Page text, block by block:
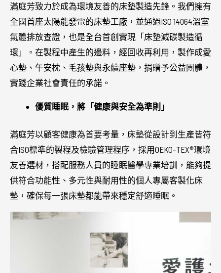
滿庭芳致力於成為環境友善的床墊製造先鋒。我們擁有
全國首座太陽能發電的床墊工廠，並通過ISO 14064溫室
氣體排放查證，也是全台首創實現「床墊減碳製造循
環」。在製程中產生的邊料，經回收再利用，製作成愛
心墊、午安枕、毛孩墊與永續座墊，捐贈予公益團體，
實踐企業社會責任的承諾。
優質睡眠，將「健康與安全為準則」
滿庭芳以顧客健康為首要考量，床墊從設計到生產皆符
合ISO標準的製程及檢驗管理程序，採用OEKO-TEX®環境
友善選材，搭配服務人員的睡眠醫學專業培訓，能夠提
供符合功能性、多元性與耐用性的個人專屬客製化床
墊，確保每一張床墊都能帶來穩定舒適睡眠。